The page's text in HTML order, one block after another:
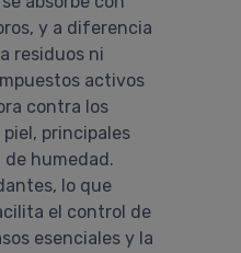
y a diferencia
residuos ni
activos
contra los
piel, principales
de humedad.
lo que
el control de
esenciales y la